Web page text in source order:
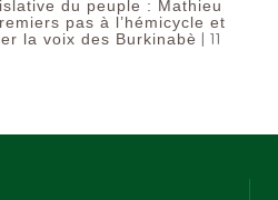
du peuple : Mathieu
pas à l’hémicycle et
la voix des Burkinabè | 11